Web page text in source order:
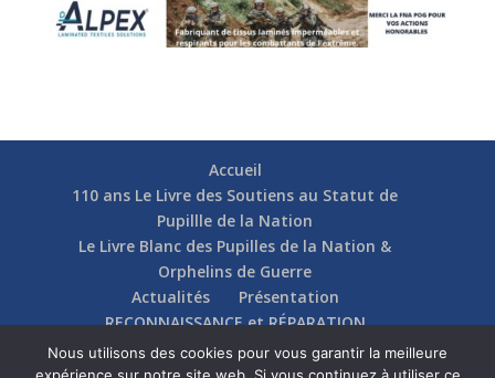
Accueil
110 ans Le Livre des Soutiens au Statut de
Pupillle de la Nation
Le Livre Blanc des Pupilles de la Nation &
Orphelins de Guerre
Actualités
Présentation
RECONNAISSANCE et RÉPARATION
Nos soutiens
Fédérations
Actions
Communication
Contact
Nous utilisons des cookies pour vous garantir la meilleure